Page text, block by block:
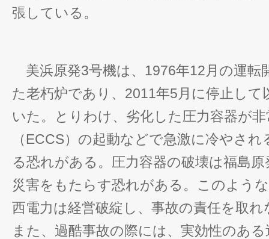
張している。
美浜原発3号機は、1976年12月の運転
た老朽炉であり、2011年5月に停止して
いた。とりわけ、劣化した圧力容器が
（ECCS）の起動などで急激に冷やさ
る恐れがある。圧力容器の破壊は福島
災害をもたらす恐れがある。このよう
西電力は経営破綻し、事故の責任を取
また、過酷事故の際には、実効性のあ